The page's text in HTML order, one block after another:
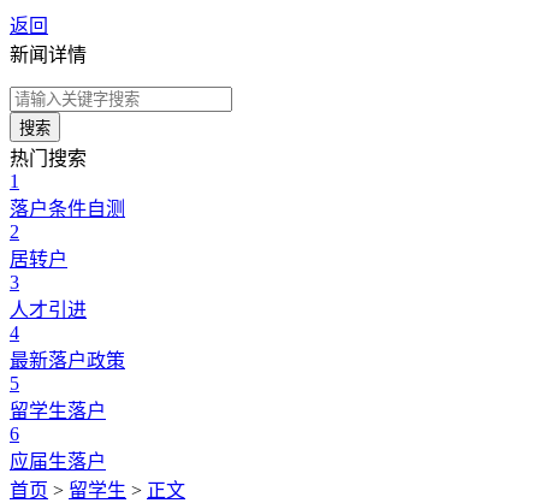
返回
新闻详情
搜索
热门搜索
1
落户条件自测
2
居转户
3
人才引进
4
最新落户政策
5
留学生落户
6
应届生落户
首页 > 留学生 > 正文